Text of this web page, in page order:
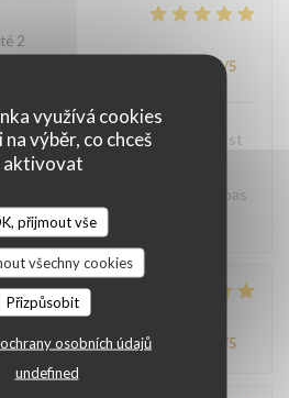
využívá cookies
na výběr, co chceš
aktivovat
přijmout vše
všechny cookies
Přizpůsobit
osobních údajů
undefined
2
5/5
à l'écoute du client. La viande est
sont exquis ! Plus
et nous y reviendrons dans pas
4
/5 Kuchyně: 5/5 Kvalita / Cena /5